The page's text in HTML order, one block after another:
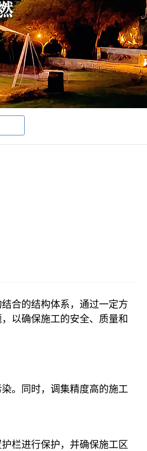
合的结构体系，通过一定方
以确保施工的安全、质量和
。同时，调集精度高的施工
栏进行保护，并确保施工区